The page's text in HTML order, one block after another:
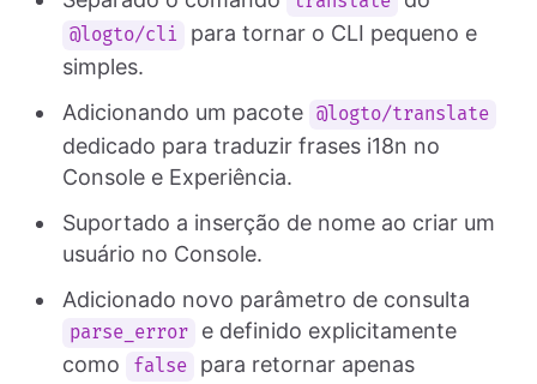
@logto/cli
para tornar o CLI pequeno e
simples.
Adicionando um pacote @logto/translate
dedicado para traduzir frases i18n no
Console e Experiência.
Suportado a inserção de nome ao criar um
usuário no Console.
Adicionado novo parâmetro de consulta
parse_error
e definido explicitamente
como
false
para retornar apenas